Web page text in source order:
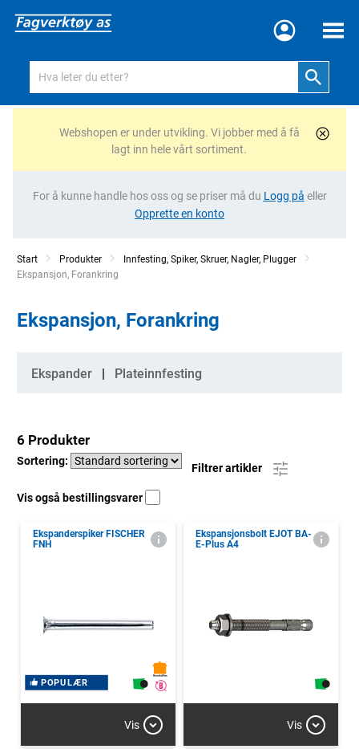
Meny
Webshopen er under utvikling. Vi jobber med å få
lagt inn hele vårt sortiment.
For å kunne handle hos oss og se priser må du Logg på eller
Opprette en konto
Start Produkter
Innfesting, Spiker, Skruer, Nagler, Plugger
Current:
Ekspansjon, Forankring
Ekspansjon, Forankring
Kategorier
Ekspander Plateinnfesting
6 Produkter
Sortering:
Filtrer artikler
Vis også bestillingsvarer
Ekspanderspiker FISCHER
FNH
POPULÆR
Vis
Ekspansjonsbolt EJOT BA-
E-Plus A4
Vis